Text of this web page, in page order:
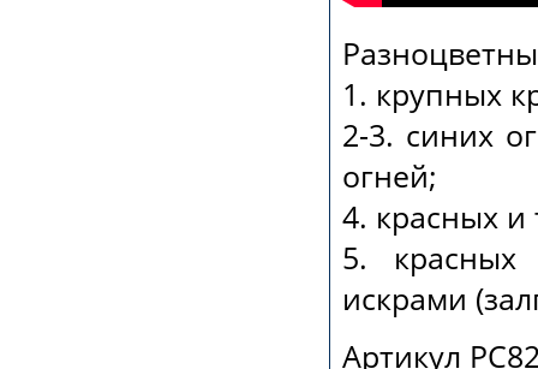
1. крупных
2-3. синих
огней;
4. красных
5.
искрами
Артикул